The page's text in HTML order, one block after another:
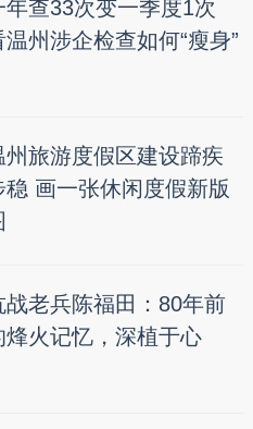
年查33次变一季度1次
温州涉企检查如何“瘦身”
州旅游度假区建设蹄疾
稳 画一张休闲度假新版
战老兵陈福田：80年前
烽火记忆，深植于心